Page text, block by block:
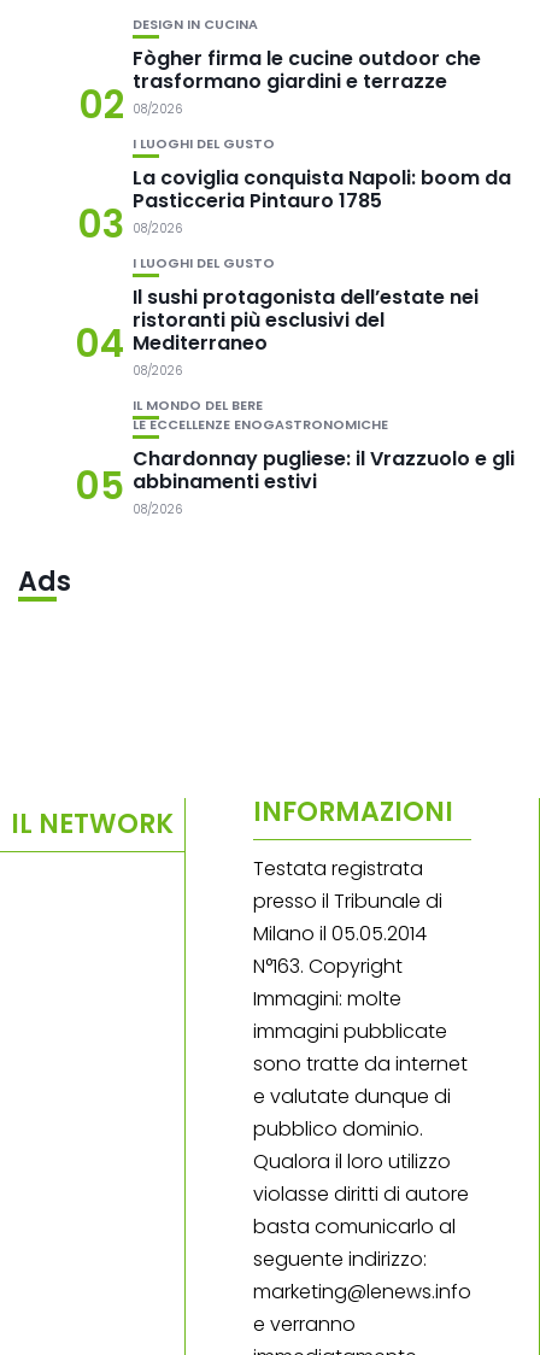
02
DESIGN IN CUCINA
Fògher firma le cucine outdoor che
trasformano giardini e terrazze
08/2026
03
I LUOGHI DEL GUSTO
La coviglia conquista Napoli: boom da
Pasticceria Pintauro 1785
08/2026
04
I LUOGHI DEL GUSTO
Il sushi protagonista dell’estate nei
ristoranti più esclusivi del
Mediterraneo
08/2026
05
IL MONDO DEL BERE
LE ECCELLENZE ENOGASTRONOMICHE
Chardonnay pugliese: il Vrazzuolo e gli
abbinamenti estivi
08/2026
Ads
IL NETWORK INFORMAZIONI
Testata registrata
presso il Tribunale di
Milano il 05.05.2014
N°163. Copyright
Immagini: molte
immagini pubblicate
sono tratte da internet
e valutate dunque di
pubblico dominio.
Qualora il loro utilizzo
violasse diritti di autore
basta comunicarlo al
seguente indirizzo:
marketing@lenews.info
e verranno